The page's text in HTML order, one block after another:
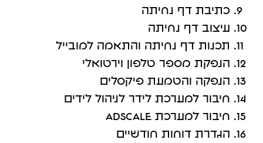
כתיבת דף נחיתה
עיצוב דף נחיתה
תכנות דף נחיתה והתאמה למובייל
הנפקת מספר טלפון וירטואלי
הנפקה והטמעת פיקסלים
חיבור למערכת לידר לניהול לידים
חיבור למערכת ADSCALE
הגדרת דוחות חודשיים